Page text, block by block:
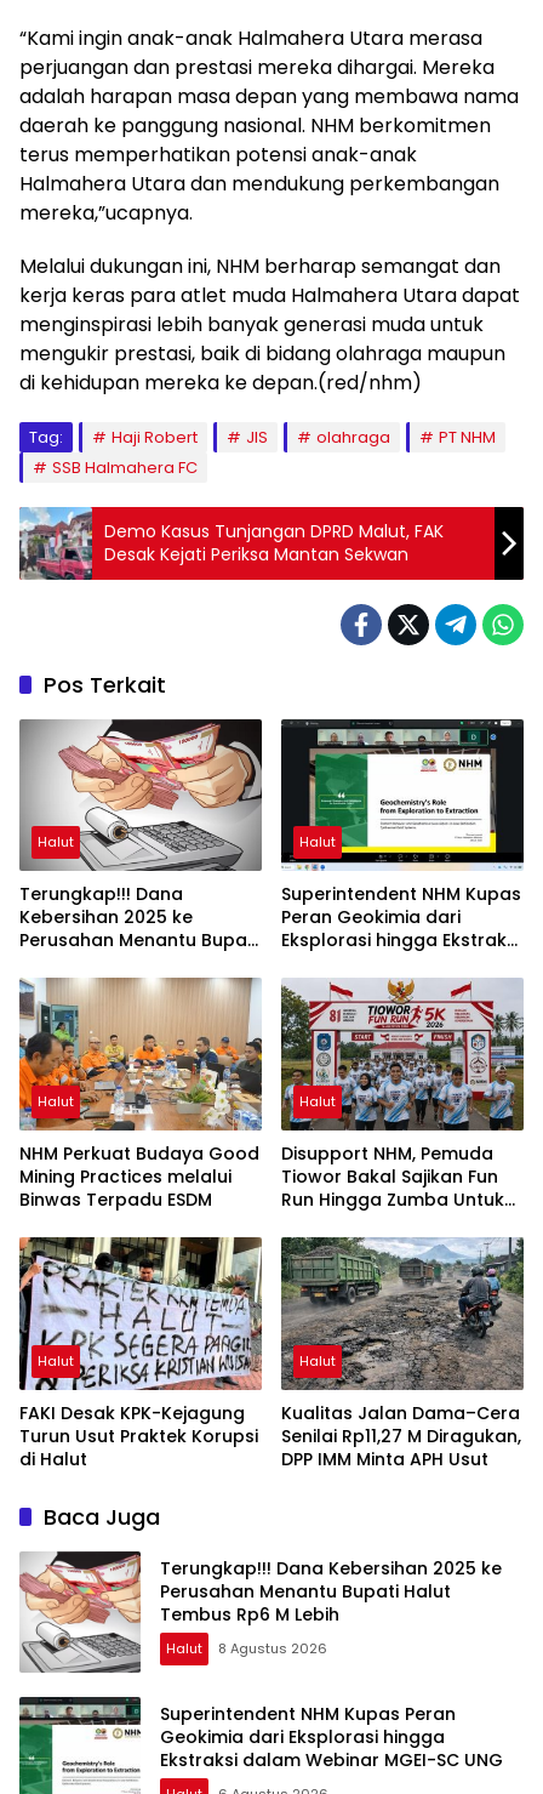
“Kami ingin anak-anak Halmahera Utara merasa
perjuangan dan prestasi mereka dihargai. Mereka
adalah harapan masa depan yang membawa nama
daerah ke panggung nasional. NHM berkomitmen
terus memperhatikan potensi anak-anak
Halmahera Utara dan mendukung perkembangan
mereka,”ucapnya.
Melalui dukungan ini, NHM berharap semangat dan
kerja keras para atlet muda Halmahera Utara dapat
menginspirasi lebih banyak generasi muda untuk
mengukir prestasi, baik di bidang olahraga maupun
di kehidupan mereka ke depan.(red/nhm)
Tag: Haji Robert JIS olahraga
PT NHM
SSB Halmahera FC
Demo Kasus Tunjangan DPRD Malut, FAK
Desak Kejati Periksa Mantan Sekwan
Pos Terkait
Halut
Terungkap!!! Dana
Kebersihan 2025 ke
Perusahan Menantu Bupati
Halut
Superintendent NHM Kupas
Peran Geokimia dari
Eksplorasi hingga Ekstraksi
UNG
Halut
NHM Perkuat Budaya Good
Mining Practices melalui
Binwas Terpadu ESDM
Halut
Disupport NHM, Pemuda
Tiowor Bakal Sajikan Fun
Run Hingga Zumba Untuk
Halut
FAKI Desak KPK-Kejagung
Turun Usut Praktek Korupsi
di Halut
Halut
Kualitas Jalan Dama–Cera
Senilai Rp11,27 M Diragukan,
DPP IMM Minta APH Usut
Baca Juga
Terungkap!!! Dana Kebersihan 2025 ke
Perusahan Menantu Bupati Halut
Tembus Rp6 M Lebih
Halut 8 Agustus 2026
Superintendent NHM Kupas Peran
Geokimia dari Eksplorasi hingga
Ekstraksi dalam Webinar MGEI-SC UNG